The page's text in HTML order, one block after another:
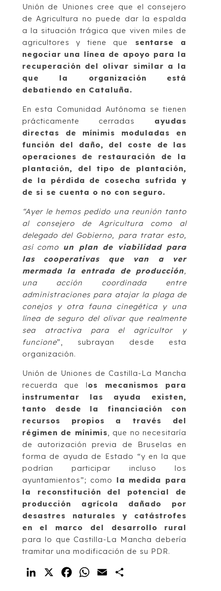
Unión de Uniones cree que el consejero
de Agricultura no puede dar la espalda
a la situación trágica que viven miles de
agricultores y tiene que
sentarse a
negociar una línea de apoyo para la
recuperación del olivar similar a la
que la organización está
debatiendo en Cataluña.
En esta Comunidad Autónoma se tienen
prácticamente cerradas
ayudas
directas de mínimis moduladas en
función del daño, del coste de las
operaciones de restauración de la
plantación, del tipo de plantación,
de la pérdida de cosecha sufrida y
de si se cuenta o no con seguro.
“Ayer le hemos pedido una reunión tanto
al consejero de Agricultura como al
delegado del Gobierno, para tratar esto,
así como un plan de viabilidad para
las cooperativas que van a ver
mermada la entrada de producción,
una acción coordinada entre
administraciones para atajar la plaga de
conejos y otra fauna cinegética y una
línea de seguro del olivar que realmente
sea atractiva para el agricultor y
funcione”, subrayan desde esta
organización.
Unión de Uniones de Castilla-La Mancha
recuerda que los mecanismos para
instrumentar las ayuda existen,
tanto desde la financiación con
recursos propios a través del
régimen de mínimis, que no necesitaría
de autorización previa de Bruselas en
forma de ayuda de Estado “y en la que
podrían participar incluso los
ayuntamientos”; como la medida para
la reconstitución del potencial de
producción agrícola dañado por
desastres naturales y catástrofes
en el marco del desarrollo rural
para lo que Castilla-La Mancha debería
tramitar una modificación de su PDR.
LinkedIn FacebookWhatsApp
Email